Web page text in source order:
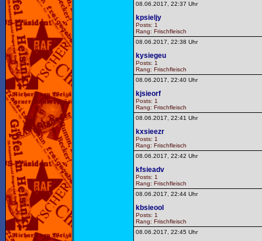
08.06.2017, 22:37 Uhr
kpsieljy
Posts: 1
Rang: Frischfleisch
08.06.2017, 22:38 Uhr
kysiegeu
Posts: 1
Rang: Frischfleisch
08.06.2017, 22:40 Uhr
kjsieorf
Posts: 1
Rang: Frischfleisch
08.06.2017, 22:41 Uhr
kxsieezr
Posts: 1
Rang: Frischfleisch
08.06.2017, 22:42 Uhr
kfsieadv
Posts: 1
Rang: Frischfleisch
08.06.2017, 22:44 Uhr
kbsieool
Posts: 1
Rang: Frischfleisch
08.06.2017, 22:45 Uhr